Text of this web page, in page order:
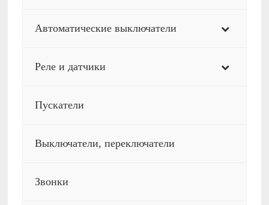
Автоматические выключатели
Реле и датчики
Пускатели
Выключатели, переключатели
Звонки